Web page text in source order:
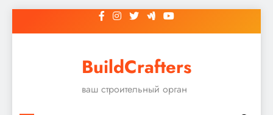
к
BuildCrafters
ваш строительный орган